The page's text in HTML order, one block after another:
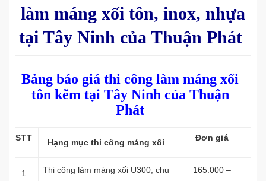
làm máng xối tôn, inox, nhựa
tại Tây Ninh của Thuận Phát
Bảng báo giá thi công làm máng xối
tôn kẽm tại Tây Ninh của Thuận
Phát
STT Hạng mục thi công máng xối Đơn giá
1 Thi công làm máng xối U300, chu
165.000 –